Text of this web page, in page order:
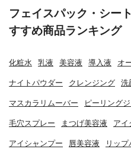
フェイスパック・シー
すすめ商品ランキング
化粧水 乳液 美容液 導入液 オ
ナイトパウダー クレンジング 洗
マスカラリムーバー ピーリング
毛穴スプレー まつげ美容液 アイ
アイシャンプー 唇美容液 リップ